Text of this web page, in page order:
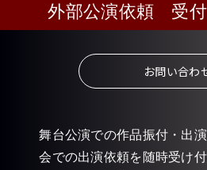
外部公演依頼 受付
お問い合わ
舞台公演での作品振付・出
会での出演依頼を随時受け付